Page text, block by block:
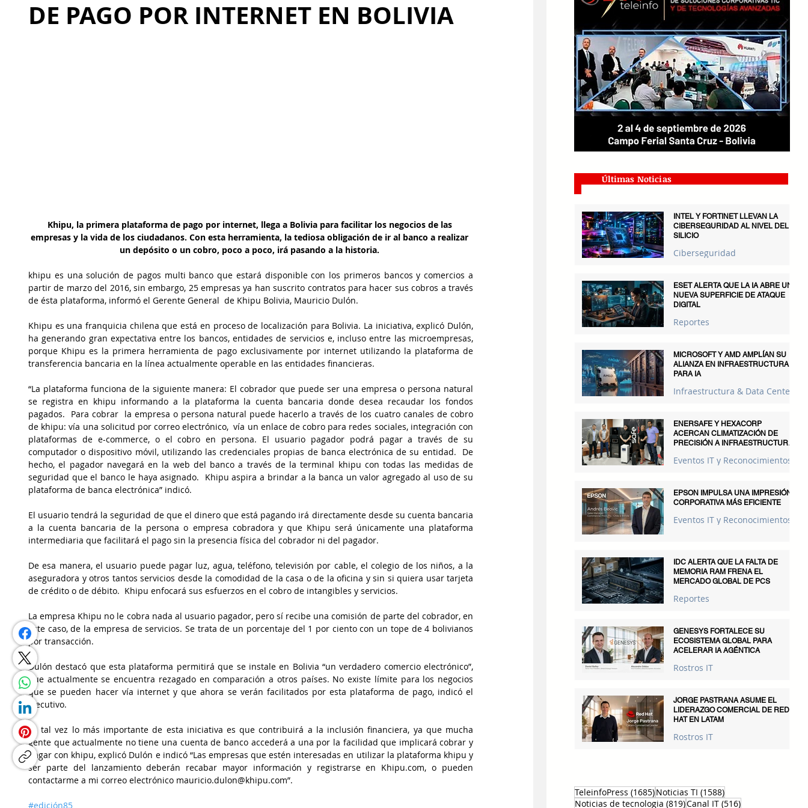
DE PAGO POR INTERNET EN BOLIVIA
Khipu, la primera plataforma de pago por internet, llega a Bolivia para facilitar los negocios de las
empresas y la vida de los ciudadanos. Con esta herramienta, la tediosa obligación de ir al banco a realizar
un depósito o un cobro, poco a poco, irá pasando a la historia.
khipu es una solución de pagos multi banco que estará disponible con los primeros bancos y comercios a
partir de marzo del 2016, sin embargo, 25 empresas ya han suscrito contratos para hacer sus cobros a través
de ésta plataforma, informó el Gerente General  de Khipu Bolivia, Mauricio Dulón.
Khipu es una franquicia chilena que está en proceso de localización para Bolivia. La iniciativa, explicó Dulón,
ha generando gran expectativa entre los bancos, entidades de servicios e, incluso entre las microempresas,
porque Khipu es la primera herramienta de pago exclusivamente por internet utilizando la plataforma de
transferencia bancaria en la línea actualmente operable en las entidades financieras.
“La plataforma funciona de la siguiente manera: El cobrador que puede ser una empresa o persona natural
se registra en khipu informando a la plataforma la cuenta bancaria donde desea recaudar los fondos
pagados.  Para cobrar  la empresa o persona natural puede hacerlo a través de los cuatro canales de cobro
de khipu: vía una solicitud por correo electrónico,  vía un enlace de cobro para redes sociales, integración con
plataformas de e-commerce, o el cobro en persona. El usuario pagador podrá pagar a través de su
computador o dispositivo móvil, utilizando las credenciales propias de banca electrónica de su entidad.  De
hecho, el pagador navegará en la web del banco a través de la terminal khipu con todas las medidas de
seguridad que el banco le haya asignado.  Khipu aspira a brindar a la banca un valor agregado al uso de su
plataforma de banca electrónica” indicó.
El usuario tendrá la seguridad de que el dinero que está pagando irá directamente desde su cuenta bancaria
a la cuenta bancaria de la persona o empresa cobradora y que Khipu será únicamente una plataforma
intermediaria que facilitará el pago sin la presencia física del cobrador ni del pagador.
De esa manera, el usuario puede pagar luz, agua, teléfono, televisión por cable, el colegio de los niños, a la
aseguradora y otros tantos servicios desde la comodidad de la casa o de la oficina y sin si quiera usar tarjeta
de crédito o de débito.  Khipu enfocará sus esfuerzos en el cobro de intangibles y servicios.
La empresa Khipu no le cobra nada al usuario pagador, pero sí recibe una comisión de parte del cobrador, en
este caso, de la empresa de servicios. Se trata de un porcentaje del 1 por ciento con un tope de 4 bolivianos
por transacción.
Dulón destacó que esta plataforma permitirá que se instale en Bolivia “un verdadero comercio electrónico”,
que actualmente se encuentra rezagado en comparación a otros países. No existe límite para los negocios
que se pueden hacer vía internet y que ahora se verán facilitados por esta plataforma de pago, indicó el
ejecutivo.
“Y, tal vez lo más importante de esta iniciativa es que contribuirá a la inclusión financiera, ya que mucha
gente que actualmente no tiene una cuenta de banco accederá a una por la facilidad que implicará cobrar y
pagar con khipu, explicó Dulón e indicó “Las empresas que estén interesadas en utilizar la plataforma khipu y
ser parte del lanzamiento deberán recabar mayor información y registrarse en Khipu.com, o pueden
contactarme a mi correo electrónico mauricio.dulon@khipu.com”.
#edición85
Últimas Noticias
INTEL Y FORTINET LLEVAN LA
CIBERSEGURIDAD AL NIVEL DEL
SILICIO
Ciberseguridad
ESET ALERTA QUE LA IA ABRE UNA
NUEVA SUPERFICIE DE ATAQUE
DIGITAL
Reportes
MICROSOFT Y AMD AMPLÍAN SU
ALIANZA EN INFRAESTRUCTURA
PARA IA
Infraestructura & Data Centers
ENERSAFE Y HEXACORP
ACERCAN CLIMATIZACIÓN DE
PRECISIÓN A INFRAESTRUCTURAS
Eventos IT y Reconocimientos
EPSON IMPULSA UNA IMPRESIÓN
CORPORATIVA MÁS EFICIENTE
Eventos IT y Reconocimientos
IDC ALERTA QUE LA FALTA DE
MEMORIA RAM FRENA EL
MERCADO GLOBAL DE PCS
Reportes
GENESYS FORTALECE SU
ECOSISTEMA GLOBAL PARA
ACELERAR IA AGÉNTICA
Rostros IT
JORGE PASTRANA ASUME EL
LIDERAZGO COMERCIAL DE RED
HAT EN LATAM
Rostros IT
TeleinfoPress (1685)1685 entradas
Noticias TI (1588)1588 entradas
Noticias de tecnologia (819)819 entradas
Canal IT (516)516 entradas